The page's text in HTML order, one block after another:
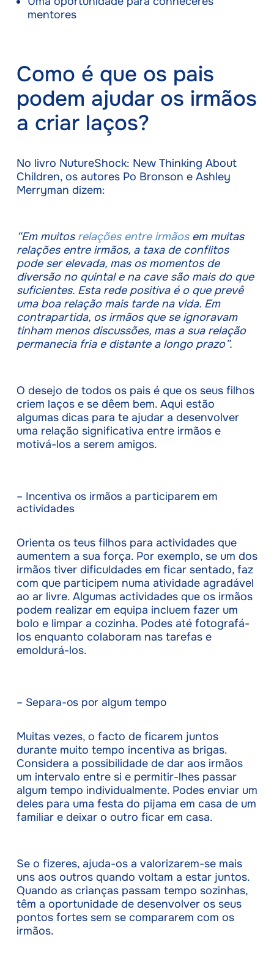
mentores
Como é que os pais
podem ajudar os irmãos
a criar laços?
No livro NutureShock: New Thinking About
Children, os autores Po Bronson e Ashley
Merryman dizem:
“Em muitos relações entre irmãosem muitas
relações entre irmãos, a taxa de conflitos
pode ser elevada, mas os momentos de
diversão no quintal e na cave são mais do que
suficientes. Esta rede positiva é o que prevê
uma boa relação mais tarde na vida. Em
contrapartida, os irmãos que se ignoravam
tinham menos discussões, mas a sua relação
permanecia fria e distante a longo prazo”.
O desejo de todos os pais é que os seus filhos
criem laços e se dêem bem. Aqui estão
algumas dicas para te ajudar a desenvolver
uma relação significativa entre irmãos e
motivá-los a serem amigos.
– Incentiva os irmãos a participarem em
actividades
Orienta os teus filhos para actividades que
aumentem a sua força. Por exemplo, se um dos
irmãos tiver dificuldades em ficar sentado, faz
com que participem numa atividade agradável
ao ar livre. Algumas actividades que os irmãos
podem realizar em equipa incluem fazer um
bolo e limpar a cozinha. Podes até fotografá-
los enquanto colaboram nas tarefas e
emoldurá-los.
– Separa-os por algum tempo
Muitas vezes, o facto de ficarem juntos
durante muito tempo incentiva as brigas.
Considera a possibilidade de dar aos irmãos
um intervalo entre si e permitir-lhes passar
algum tempo individualmente. Podes enviar um
deles para uma festa do pijama em casa de um
familiar e deixar o outro ficar em casa.
Se o fizeres, ajuda-os a valorizarem-se mais
uns aos outros quando voltam a estar juntos.
Quando as crianças passam tempo sozinhas,
têm a oportunidade de desenvolver os seus
pontos fortes sem se compararem com os
irmãos.